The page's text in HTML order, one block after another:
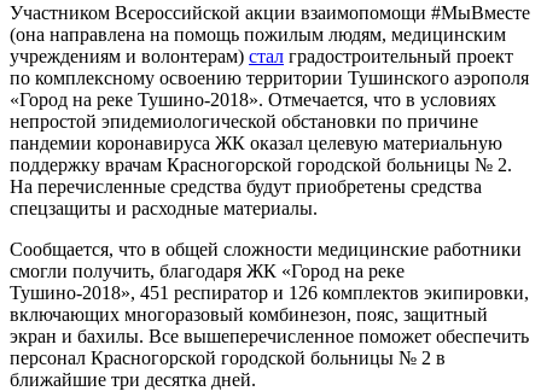
Участником Всероссийской акции взаимопомощи #МыВместе
(она направлена на помощь пожилым людям, медицинским
учреждениям и волонтерам) стал градостроительный проект
по комплексному освоению территории Тушинского аэрополя
«Город на реке Тушино-2018». Отмечается, что в условиях
непростой эпидемиологической обстановки по причине
пандемии коронавируса ЖК оказал целевую материальную
поддержку врачам Красногорской городской больницы № 2.
На перечисленные средства будут приобретены средства
спецзащиты и расходные материалы.
Сообщается, что в общей сложности медицинские работники
смогли получить, благодаря ЖК «Город на реке
Тушино-2018», 451 респиратор и 126 комплектов экипировки,
включающих многоразовый комбинезон, пояс, защитный
экран и бахилы. Все вышеперечисленное поможет обеспечить
персонал Красногорской городской больницы № 2 в
ближайшие три десятка дней.